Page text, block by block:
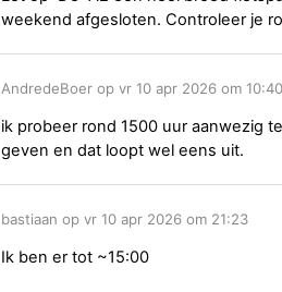
weekend afgesloten. Controleer je
AndredeBoer op vr 10 apr 2026 om 10:40
ik probeer rond 1500 uur aanwezig
geven en dat loopt wel eens uit.
bastiaan op vr 10 apr 2026 om 21:23
Ik ben er tot ~15:00